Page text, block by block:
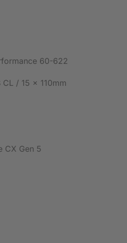
60-622
CL / 15 x 110mm
CX Gen 5